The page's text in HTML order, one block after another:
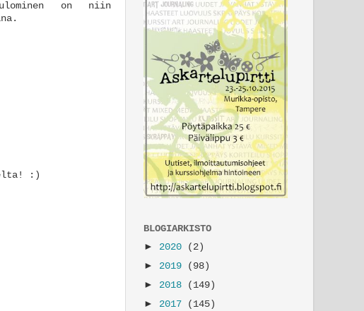
on niin
:)
BLOGIARKISTO
► 2020
(2)
► 2019
(98)
► 2018
(149)
► 2017
(145)